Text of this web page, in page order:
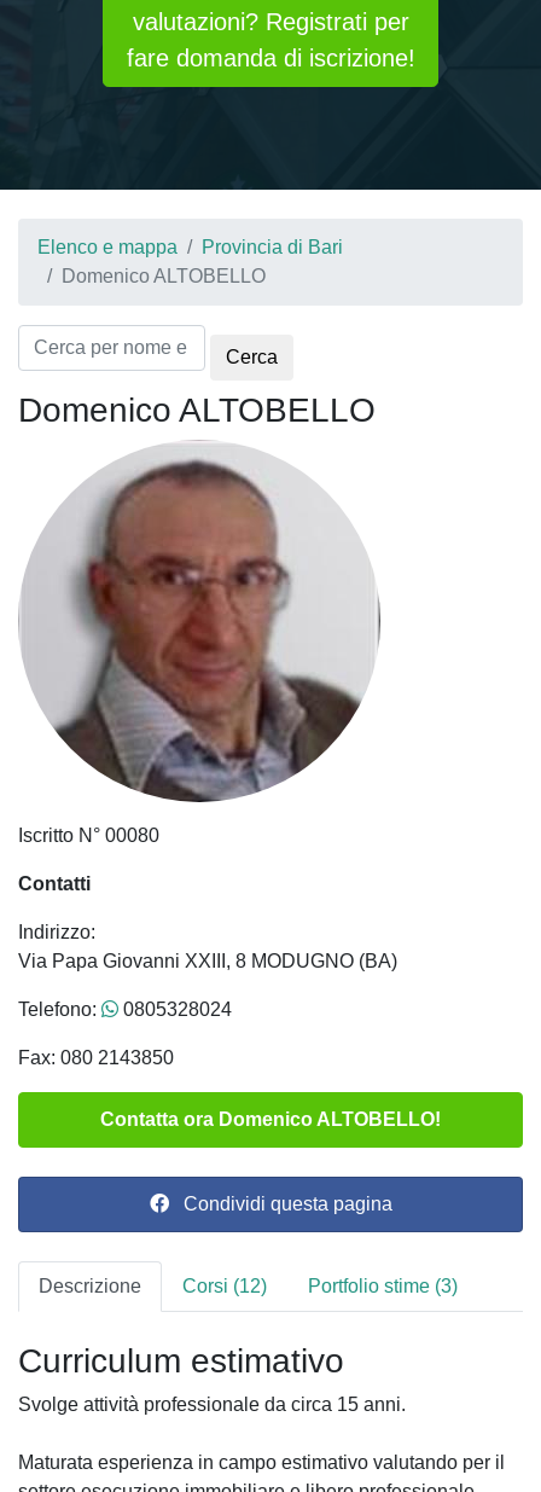
valutazioni? Registrati per
fare domanda di iscrizione!
Elenco e mappa
Provincia di Bari
Domenico ALTOBELLO
Cerca
Domenico ALTOBELLO
Iscritto N° 00080
Contatti
Indirizzo:
Via Papa Giovanni XXIII, 8 MODUGNO (BA)
Telefono: 0805328024
Fax: 080 2143850
Contatta ora Domenico ALTOBELLO!
Condividi questa pagina
Descrizione Corsi (12) Portfolio stime (3)
Curriculum estimativo
Svolge attività professionale da circa 15 anni.
Maturata esperienza in campo estimativo valutando per il